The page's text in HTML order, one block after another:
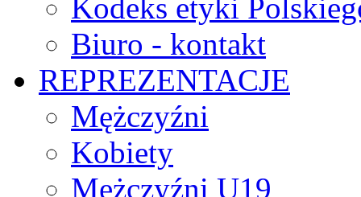
Kodeks etyki
Biuro - kontakt
REPREZENTACJE
Mężczyźni
Kobiety
Mężczyźni U19